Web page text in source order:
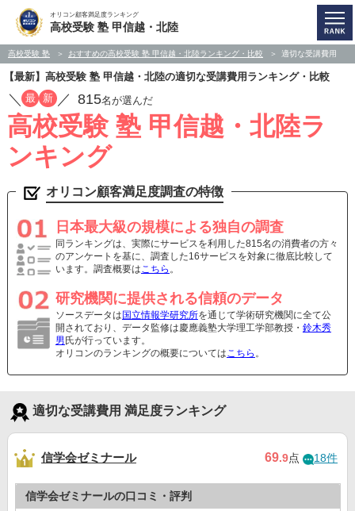
オリコン顧客満足度ランキング
高校受験 塾 甲信越・北陸
高校受験 塾 おすすめの高校受験 塾 甲信越・北陸ランキング・比較 適切な受講費用
【最新】高校受験 塾 甲信越・北陸の適切な受講費用ランキング・比較
／ 最 新 ／ 815名が選んだ
高校受験 塾 甲信越・北陸ラ
ンキング
オリコン顧客満足度調査の特徴
日本最大級の規模による独自の調査
同ランキングは、実際にサービスを利用した815名の消費者の方々
のアンケートを基に、調査した16サービスを対象に徹底比較して
います。調査概要はこちら 。
研究機関に提供される信頼のデータ
ソースデータは 国立情報学研究所を通じて学術研究機関に全て公
開されており、データ監修は慶應義塾大学理工学部教授・ 鈴木秀
男 氏が行っています。
オリコンのランキングの概要についてはこちら 。
適切な受講費用 満足度ランキング
信学会ゼミナール 69.9点 18件
信学会ゼミナールの口コミ・評判